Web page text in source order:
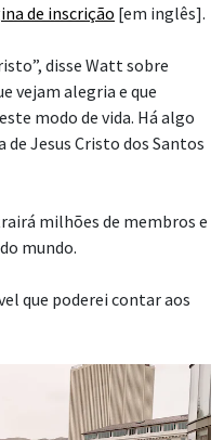
de inscrição [em inglês].
disse Watt sobre
vejam alegria e que
modo de vida. Há algo
Jesus Cristo dos Santos
milhões de membros e
mundo.
que poderei contar aos